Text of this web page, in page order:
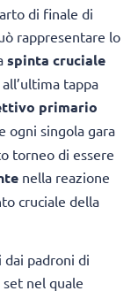
di finale di
rappresentare lo
spinta cruciale
tappa
primario
ogni singola gara
torneo di essere
nella reazione
cruciale della
padroni di
nel quale